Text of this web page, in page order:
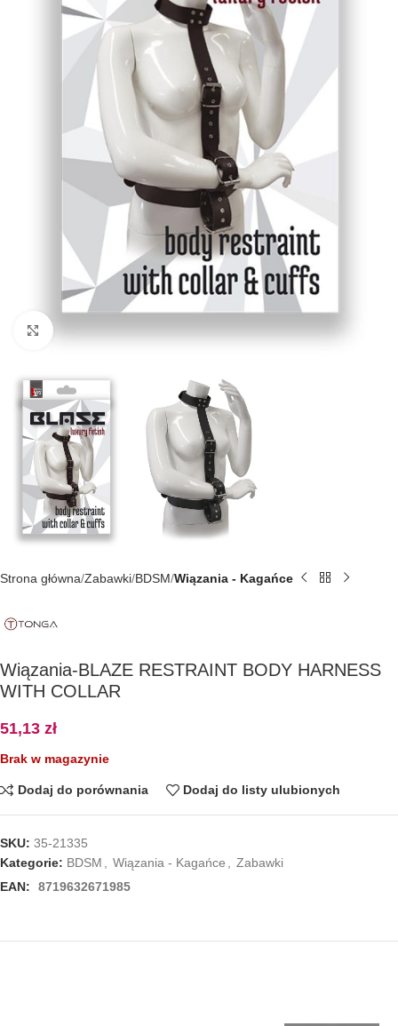
Strona główna Zabawki BDSM Wiązania - Kagańce
Wiązania-BLAZE RESTRAINT BODY HARNESS
WITH COLLAR
51,13 zł
Brak w magazynie
Dodaj do porównania Dodaj do listy ulubionych
SKU: 35-21335
Kategorie: BDSM Wiązania - Kagańce
Zabawki
EAN:
8719632671985